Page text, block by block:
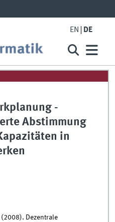
EN DE
-
Abstimmung
in
Dezentrale